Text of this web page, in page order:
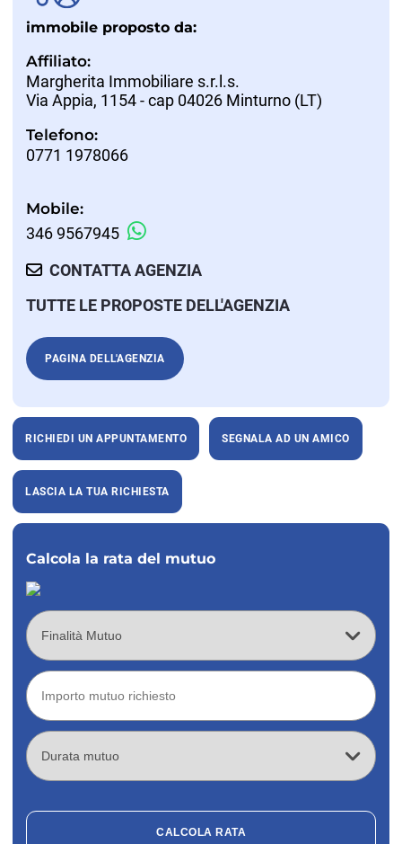
immobile proposto da:
Affiliato:
Margherita Immobiliare s.r.l.s.
Via Appia, 1154 - cap 04026 Minturno (LT)
Telefono:
0771 1978066
Mobile:
346 9567945
CONTATTA AGENZIA
TUTTE LE PROPOSTE DELL'AGENZIA
PAGINA DELL'AGENZIA
RICHIEDI UN APPUNTAMENTO SEGNALA AD UN AMICO
LASCIA LA TUA RICHIESTA
Calcola la rata del mutuo
CALCOLA RATA